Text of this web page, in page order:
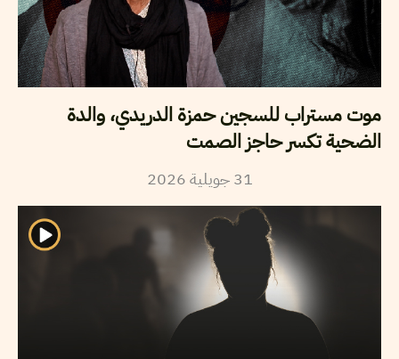
موت مستراب للسجين حمزة الدريدي، والدة
الضحية تكسر حاجز الصمت
31 جويلية2026